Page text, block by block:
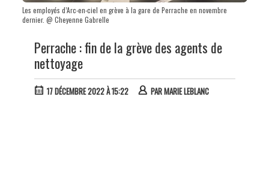
Les employés d’Arc-en-ciel en grève à la gare de Perrache en novembre
dernier. @ Cheyenne Gabrelle
Perrache : fin de la grève des agents de
nettoyage
17 DÉCEMBRE 2022 À 15:22 PARMARIE LEBLANC